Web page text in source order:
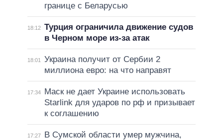
границе с Беларусью
18:12 Турция ограничила движение судов
в Черном море из-за атак
18:01
Украина получит от Сербии 2
миллиона евро: на что направят
17:34
Маск не дает Украине использовать
Starlink для ударов по рф и призывает
к соглашению
17:27
В Сумской области умер мужчина,